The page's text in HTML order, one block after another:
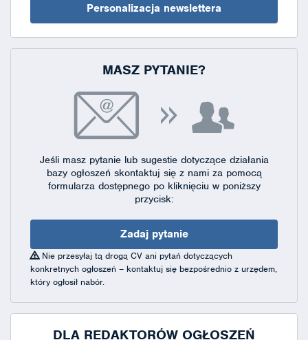
Personalizacja newslettera
MASZ PYTANIE?
Jeśli masz pytanie lub sugestie dotyczące działania
bazy ogłoszeń skontaktuj się z nami za pomocą
formularza dostępnegopo kliknięciu w poniższy
przycisk:
Zadaj pytanie
Nie przesyłaj tą drogą CV ani pytań dotyczących
konkretnych ogłoszeń – kontaktuj się bezpośrednio z urzędem,
który ogłosił nabór.
DLA REDAKTORÓW OGŁOSZEŃ